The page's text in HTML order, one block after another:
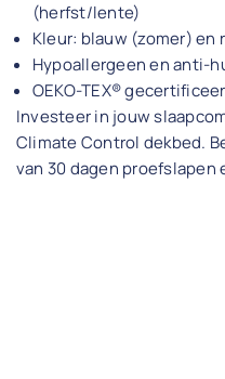
(herfst/lente)
Kleur: blauw (zomer)
Hypoallergeen en anti-
OEKO-TEX®
Investeer in jouw
Climate Control dekbed.
van 30 dagen proefslapen